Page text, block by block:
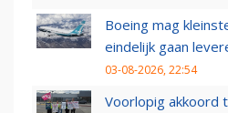
Boeing mag
eindelijk gaan
03-08-2026, 22:54
Voorlopig akkoord